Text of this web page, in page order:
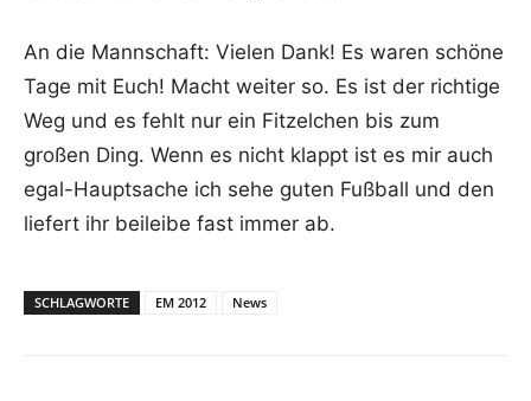
An die Mannschaft: Vielen Dank! Es waren schöne
Tage mit Euch! Macht weiter so. Es ist der richtige
Weg und es fehlt nur ein Fitzelchen bis zum
großen Ding. Wenn es nicht klappt ist es mir auch
egal-Hauptsache ich sehe guten Fußball und den
liefert ihr beileibe fast immer ab.
SCHLAGWORTE EM 2012 News